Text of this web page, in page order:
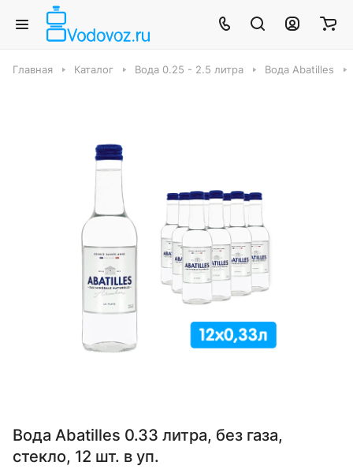
Главная Каталог Вода 0.25 - 2.5 литра Вода Abatilles
Вода Abatilles 0.33 литра, без газа,
стекло, 12 шт. в уп.